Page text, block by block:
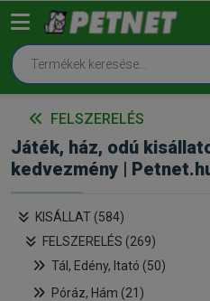
FELSZERELÉS
Játék, ház, odú
kedvezmény |
KISÁLLAT (584)
FELSZERELÉS (269)
Tál, Edény, Itató (50)
Póráz, Hám (21)